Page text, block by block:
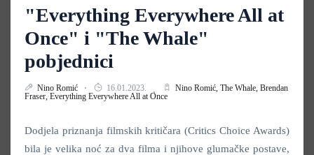
"Everything Everywhere All at
Once" i "The Whale"
pobjednici
Nino Romić 16.01.2023. Nino Romić, The Whale, Brendan
Fraser, Everything Everywhere All at Once
Dodjela priznanja filmskih kritičara (Critics Choice Awards)
bila je velika noć za dva filma i njihove glumačke postave,